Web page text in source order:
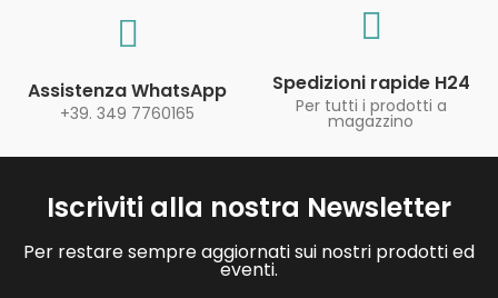
Assistenza WhatsApp
+39. 349 7760165
Spedizioni rapide H24
Per tutti i prodotti a
magazzino
Iscriviti alla nostra Newsletter
Per restare sempre aggiornati sui nostri prodotti ed
eventi.